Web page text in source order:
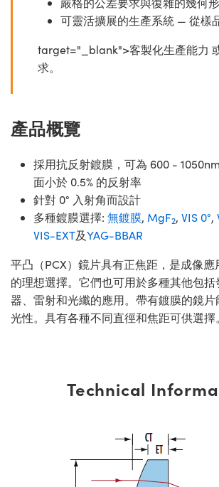
可靈活擴展的生產系統 — 從樣
target="_blank">客製化生產能力
求。
產品概覽
採用抗反射鍍膜，可為 600 -
面小於 0.5% 的反射率
針對 0° 入射角而設計
多種鍍膜選擇: 無鍍膜, MgF2, VIS 0°,
VIS-EXT及YAG-BBAR
平凸（PCX）鏡片具有正焦距，是成像
的理想選擇。它們也可用於多種其他包
器、雷射和光纖的應用。帶有鍍膜的鏡片
光性。具有各種不同直徑和焦距可供選擇。
Technical